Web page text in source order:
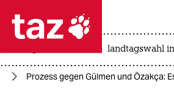
 taz zahl ich
taz zahl ich
landtagswahl
Prozess gegen Gülmen und Özakça: